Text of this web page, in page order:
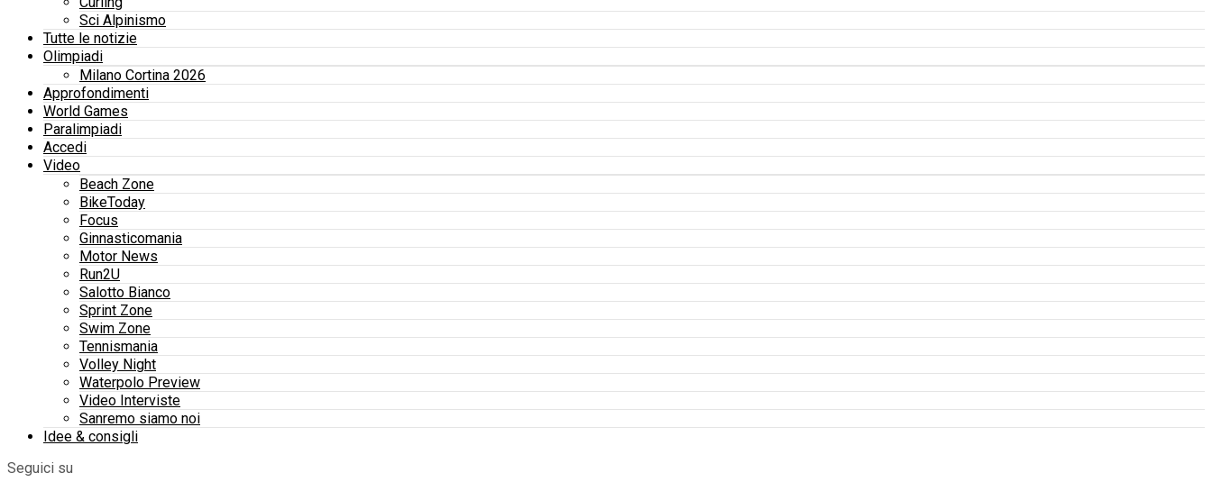
Sci Alpinismo
Tutte le notizie
Olimpiadi
Milano Cortina 2026
Approfondimenti
World Games
Paralimpiadi
Accedi
Video
Beach Zone
BikeToday
Focus
Ginnasticomania
Motor News
Run2U
Salotto Bianco
Sprint Zone
Swim Zone
Tennismania
Volley Night
Waterpolo Preview
Video Interviste
Sanremo siamo noi
Idee & consigli
Seguici su